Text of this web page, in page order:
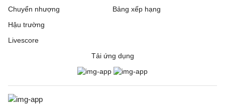
Chuyển nhượng
Hậu trường
Livescore
Bảng xếp hạng
Tải ứng dụng